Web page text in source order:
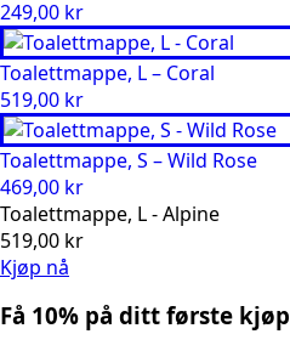
249,00 kr
Toalettmappe, L – Coral
519,00 kr
Toalettmappe, S – Wild Rose
469,00 kr
Toalettmappe, L - Alpine
519,00 kr
Kjøp nå
Få 10% på ditt første kjøp